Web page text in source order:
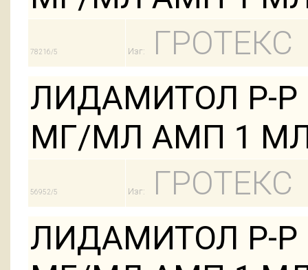
78216/5 Изг:
ГРОТЕКС
ЛИДАМИТОЛ Р-Р
МГ/МЛ АМП 1 МЛ
56952/5 Изг:
ГРОТЕКС
ЛИДАМИТОЛ Р-Р